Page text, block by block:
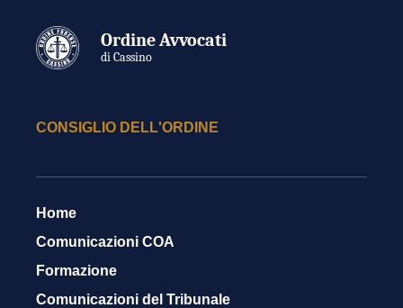
Ordine Avvocati
di Cassino
CONSIGLIO DELL'ORDINE
Home
Comunicazioni COA
Formazione
Comunicazioni del Tribunale